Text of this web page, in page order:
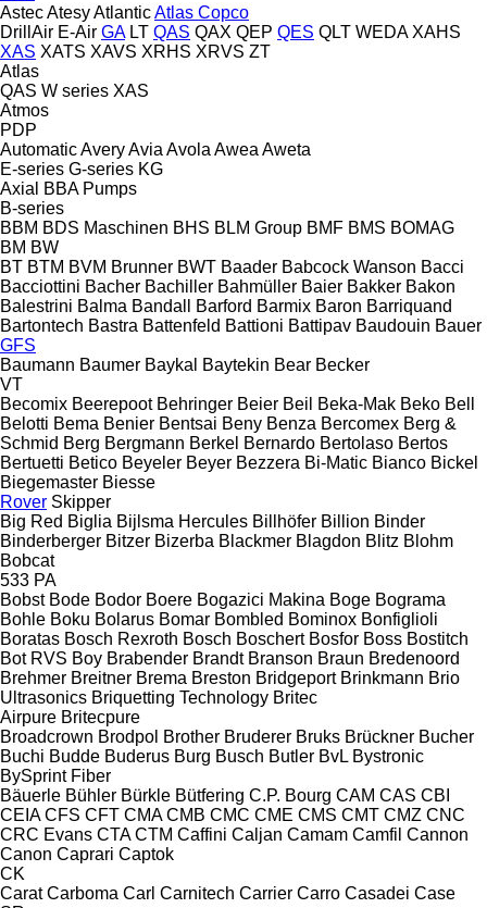
AstecAtesyAtlanticAtlas Copco
DrillAir E-Air GA LT QAS QAX QEP QES QLT WEDA XAHS
XAS XATS XAVS XRHS XRVS ZT
Atlas
QAS W series XAS
Atmos
PDP
AutomaticAveryAvia Avola Awea Aweta
E-series G-series KG
Axial
BBA Pumps
B-series
BBM BDS Maschinen BHS BLM Group BMF BMS BOMAG
BM BW
BT BTM BVM Brunner BWT Baader Babcock Wanson Bacci
Bacciottini Bacher Bachiller Bahmüller Baier Bakker Bakon
Balestrini Balma Bandall Barford Barmix Baron Barriquand
Bartontech Bastra Battenfeld Battioni Battipav Baudouin Bauer
GFS
Baumann Baumer Baykal Baytekin Bear Becker
VT
Becomix Beerepoot Behringer Beier Beil Beka-Mak Beko Bell
Belotti Bema Benier Bentsai Beny Benza Bercomex Berg &
Schmid Berg Bergmann Berkel Bernardo Bertolaso Bertos
Bertuetti Betico Beyeler Beyer Bezzera Bi-Matic Bianco Bickel
Biegemaster Biesse
Rover Skipper
Big Red Biglia Bijlsma Hercules Billhöfer Billion Binder
Binderberger Bitzer Bizerba Blackmer Blagdon Blitz Blohm
Bobcat
533 PA
Bobst Bode Bodor Boere Bogazici Makina Boge Bograma
Bohle Boku Bolarus Bomar Bombled Bominox Bonfiglioli
Boratas Bosch Rexroth Bosch Boschert Bosfor Boss Bostitch
Bot RVS Boy Brabender Brandt Branson Braun Bredenoord
Brehmer Breitner Brema Breston Bridgeport Brinkmann Brio
Ultrasonics Briquetting Technology Britec
Airpure Britecpure
Broadcrown Brodpol Brother Bruderer Bruks Brückner Bucher
Buchi Budde Buderus Burg Busch Butler BvL Bystronic
BySprint Fiber
Bäuerle Bühler Bürkle Bütfering C.P. Bourg CAM CAS CBI
CEIA CFS CFT CMA CMB CMC CME CMS CMT CMZ CNC
CRC Evans CTA CTM Caffini Caljan Camam Camfil Cannon
Canon Caprari Captok
CK
Carat Carboma Carl Carnitech Carrier Carro Casadei Case